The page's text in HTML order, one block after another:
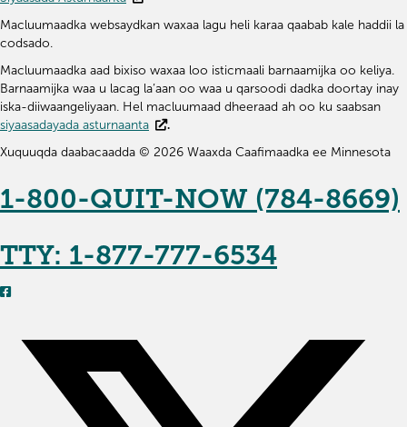
Macluumaadka websaydkan waxaa lagu heli karaa qaabab kale haddii la
codsado.
Macluumaadka aad bixiso waxaa loo isticmaali barnaamijka oo keliya.
Barnaamijka waa u lacag la’aan oo waa u qarsoodi dadka doortay inay
iska-diiwaangeliyaan. Hel macluumaad dheeraad ah oo ku saabsan
siyaasadayada asturnaanta
.
Xuquuqda daabacaadda © 2026 Waaxda Caafimaadka ee Minnesota
1-800-QUIT-NOW (784-8669)
TTY: 1-877-777-6534